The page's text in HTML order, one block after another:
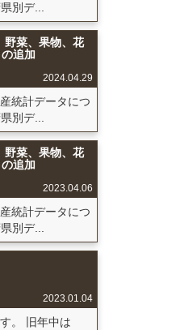
別デ...
野菜、果物、花
追加
2024.04.29
統計データにつ
別デ...
野菜、果物、花
追加
2023.04.06
統計データにつ
別デ...
2023.01.04
。 旧年中は